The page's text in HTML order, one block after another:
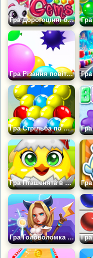
Гра Дорогоцінні бульбашки
Гра Різання повітряних кульок
Гра Стрільба по шариках
Гра Пташенята в бульбашках
Гра Головоломка з чарівними кульками